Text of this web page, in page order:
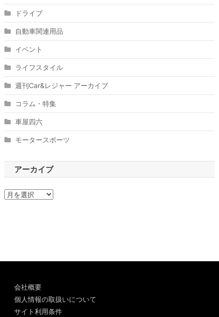
ドライブ
自動車関連用品
イベント
ライフスタイル
週刊Car&レジャー アーカイブ
コラム・特集
車屋四六
モータースポーツ
アーカイブ
ア
会社概要
個人情報の取扱いについて
サイト利用条件